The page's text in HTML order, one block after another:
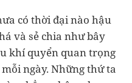
có thời đại nào hậu
và sẻ chia như bây
khí quyển quan trọng
ngày. Những thứ ta